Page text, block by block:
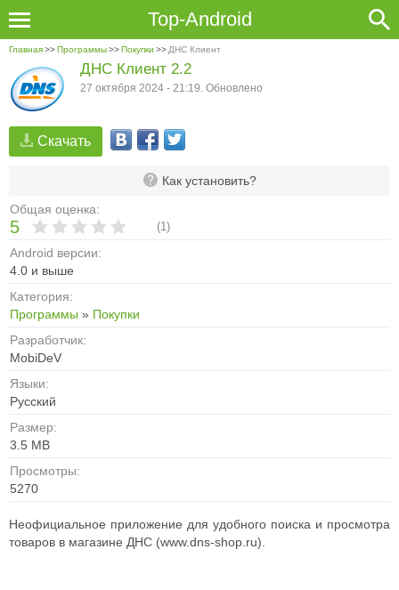
Top-Android
Главная>>Программы>>Покупки >> ДНС Клиент
Скачать
Как установить?
Общая оценка:
5 (1)
Android версии:
4.0 и выше
Категория:
Программы » Покупки
Разработчик:
MobiDeV
Языки:
Русский
Размер:
3.5 MB
Просмотры:
5270
ДНС Клиент 2.2
27 октября 2024 - 21:19. Обновлено
Неофициальное приложение для удобного поиска и просмотра
товаров в магазине ДНС (www.dns-shop.ru).